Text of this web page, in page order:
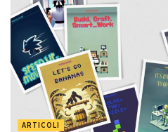
ARTICOLI